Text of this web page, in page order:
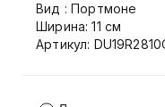
Вид : Портмоне
Ширина: 11 см
Артикул: